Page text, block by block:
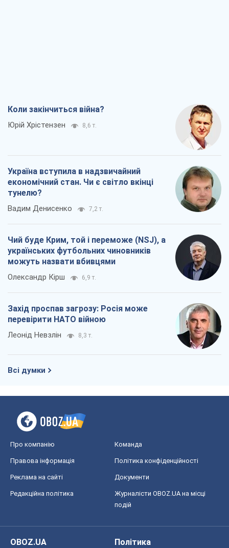
Коли закінчиться війна?
Юрій Хрістензен 8,6 т.
Україна вступила в надзвичайний
економічний стан. Чи є світло вкінці
тунелю?
Вадим Денисенко 7,2 т.
Чий буде Крим, той і переможе (NSJ), а
українських футбольних чиновників
можуть назвати вбивцями
Олександр Кірш 6,9 т.
Захід проспав загрозу: Росія може
перевірити НАТО війною
Леонід Невзлін 8,3 т.
Всі думки
Про компанію Команда
Правова інформація Політика конфіденційності
Реклама на сайті Документи
Редакційна політика
Журналісти OBOZ.UA на місці
подій
OBOZ.UA
Політика